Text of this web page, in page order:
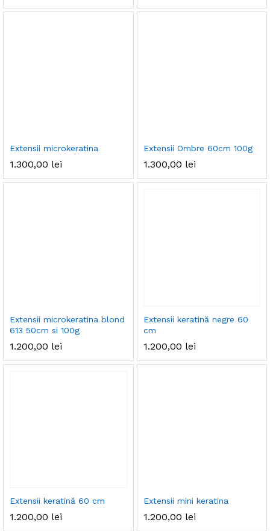
Extensii microkeratina
1.300,00 lei
Extensii Ombre 60cm 100g
1.300,00 lei
Extensii microkeratina blond
613 50cm si 100g
1.200,00 lei
Extensii keratină negre 60
cm
1.200,00 lei
Extensii keratină 60 cm
1.200,00 lei
Extensii mini keratina
1.200,00 lei